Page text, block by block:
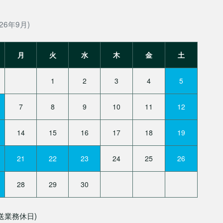
年9月)
月 火 水 木 金 土
1 2 3 4 5
7 8 9 10 11 12
14 15 16 17 18 19
21 22 23 24 25 26
28 29 30
務休日)